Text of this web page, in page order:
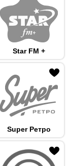
Star FM +
Super Ретро